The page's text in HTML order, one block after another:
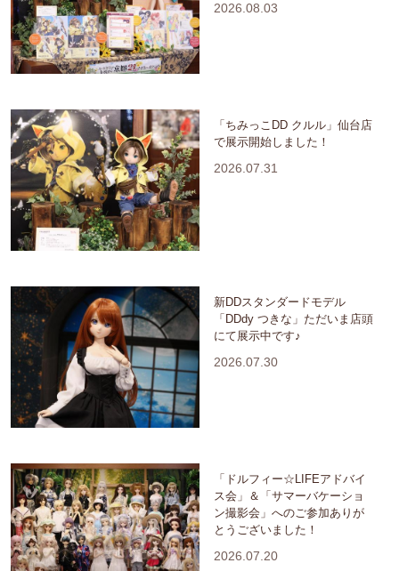
2026.08.03
「ちみっこDD クルル」仙台店
で展示開始しました！
2026.07.31
新DDスタンダードモデル
「DDdy つきな」ただいま店頭
にて展示中です♪
2026.07.30
「ドルフィー☆LIFEアドバイ
ス会」＆「サマーバケーショ
ン撮影会」へのご参加ありが
とうございました！
2026.07.20